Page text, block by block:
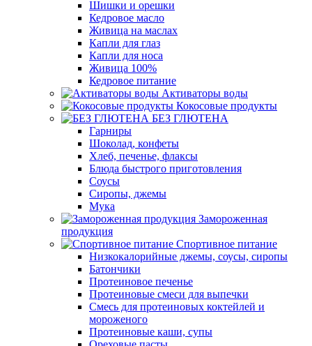
Шишки и орешки
Кедровое масло
Живица на маслах
Капли для глаз
Капли для носа
Живица 100%
Кедровое питание
Активаторы воды
Кокосовые продукты
БЕЗ ГЛЮТЕНА
Гарниры
Шоколад, конфеты
Хлеб, печенье, флаксы
Блюда быстрого приготовления
Соусы
Сиропы, джемы
Мука
Замороженная
продукция
Спортивное питание
Низкокалорийные джемы, соусы, сиропы
Батончики
Протеиновое печенье
Протеиновые смеси для выпечки
Смесь для протеиновых коктейлей и
мороженого
Протеиновые каши, супы